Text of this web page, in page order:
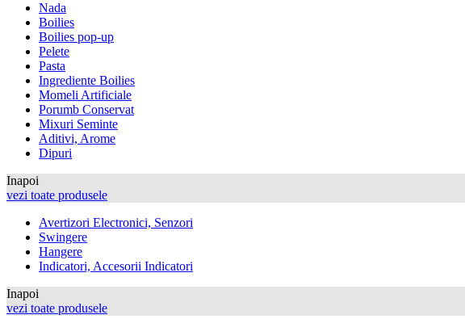
Nada
Boilies
Boilies pop-up
Pelete
Pasta
Ingrediente Boilies
Momeli Artificiale
Porumb Conservat
Mixuri Seminte
Aditivi, Arome
Dipuri
Inapoi
vezi toate produsele
Avertizori Electronici, Senzori
Swingere
Hangere
Indicatori, Accesorii Indicatori
Inapoi
vezi toate produsele